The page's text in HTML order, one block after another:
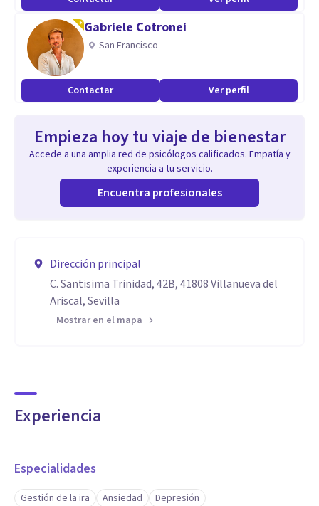
Gabriele Cotronei
San Francisco
Contactar Ver perfil
Empieza hoy tu viaje de bienestar
Accede a una amplia red de psicólogos calificados. Empatía y
experiencia a tu servicio.
Encuentra profesionales
Dirección principal
C. Santisima Trinidad, 42B, 41808 Villanueva del
Ariscal, Sevilla
Mostrar en el mapa
Experiencia
Especialidades
Gestión de la ira Ansiedad
Depresión